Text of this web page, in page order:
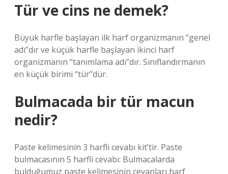
Tür ve cins ne demek?
Büyük harfle başlayan ilk harf organizmanın “genel
adı”dır ve küçük harfle başlayan ikinci harf
organizmanın “tanımlama adı”dır. Sınıflandırmanın
en küçük birimi “tür”dür.
Bulmacada bir tür macun
nedir?
Paste kelimesinin 3 harfli cevabı kit’tir. Paste
bulmacasının 5 harfli cevabı: Bulmacalarda
bulduğumuz paste kelimesinin cevapları harf